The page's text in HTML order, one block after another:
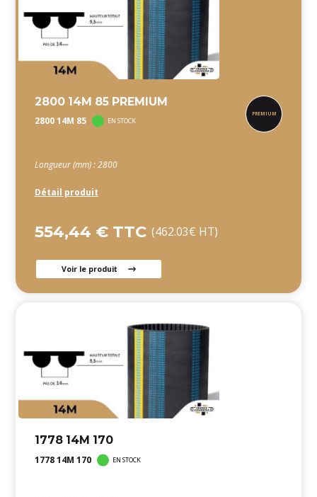
2800 14M 85 PREMIUM
2800 14M 85 EN STOCK
Longueur (mm) : 2800
Détail produit
554,44 € TTC (462.03€ HT)
Voir le produit
1778 14M 170
1778 14M 170 EN STOCK